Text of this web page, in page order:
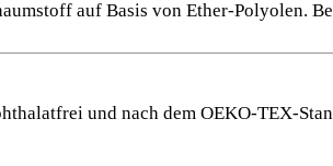
auf Basis von Ether-Polyolen.
und nach dem OEKO-TEX-